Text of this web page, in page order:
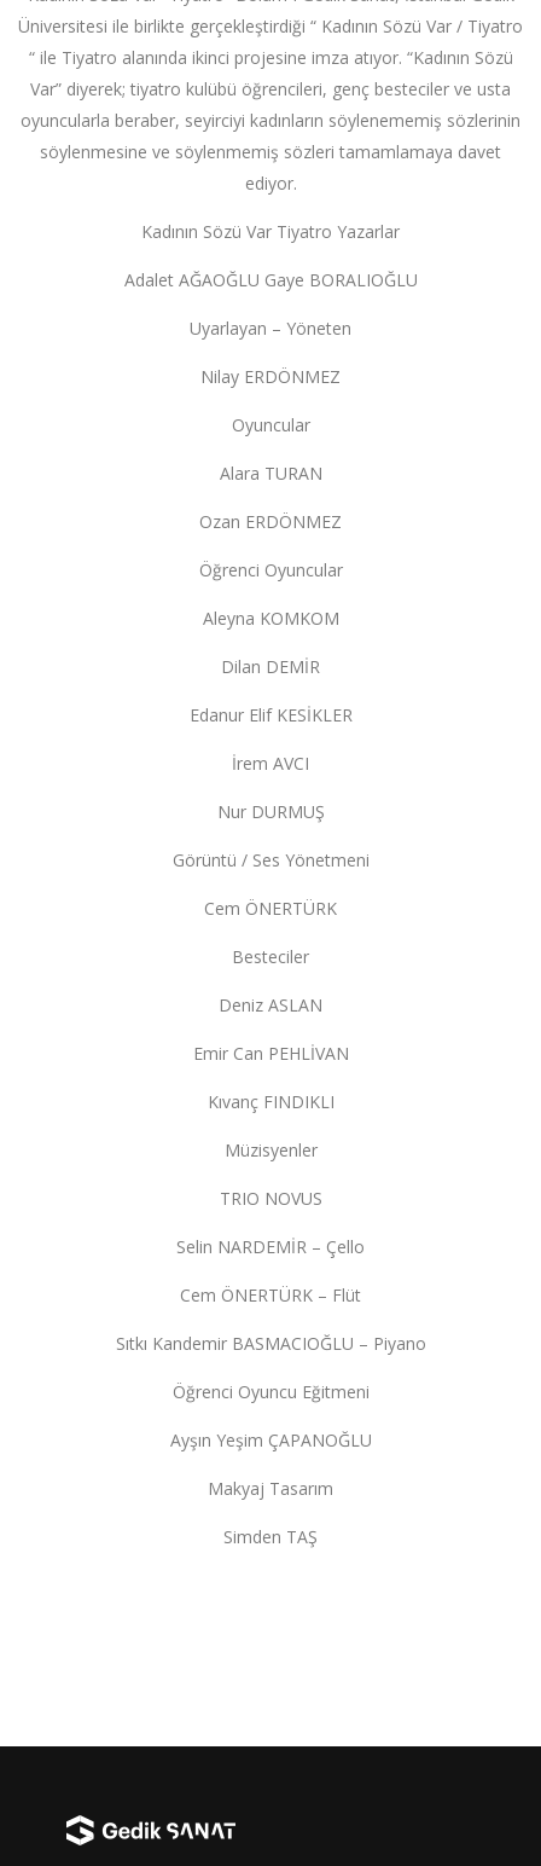
Üniversitesi ile birlikte gerçekleştirdiği “ Kadının Sözü Var / Tiyatro
“ ile Tiyatro alanında ikinci projesine imza atıyor. “Kadının Sözü
Var” diyerek; tiyatro kulübü öğrencileri, genç besteciler ve usta
oyuncularla beraber, seyirciyi kadınların söylenememiş sözlerinin
söylenmesine ve söylenmemiş sözleri tamamlamaya davet
ediyor.
Kadının Sözü Var Tiyatro Yazarlar
Adalet AĞAOĞLU Gaye BORALIOĞLU
Uyarlayan – Yöneten
Nilay ERDÖNMEZ
Oyuncular
Alara TURAN
Ozan ERDÖNMEZ
Öğrenci Oyuncular
Aleyna KOMKOM
Dilan DEMİR
Edanur Elif KESİKLER
İrem AVCI
Nur DURMUŞ
Görüntü / Ses Yönetmeni
Cem ÖNERTÜRK
Besteciler
Deniz ASLAN
Emir Can PEHLİVAN
Kıvanç FINDIKLI
Müzisyenler
TRIO NOVUS
Selin NARDEMİR – Çello
Cem ÖNERTÜRK – Flüt
Sıtkı Kandemir BASMACIOĞLU – Piyano
Öğrenci Oyuncu Eğitmeni
Ayşın Yeşim ÇAPANOĞLU
Makyaj Tasarım
Simden TAŞ